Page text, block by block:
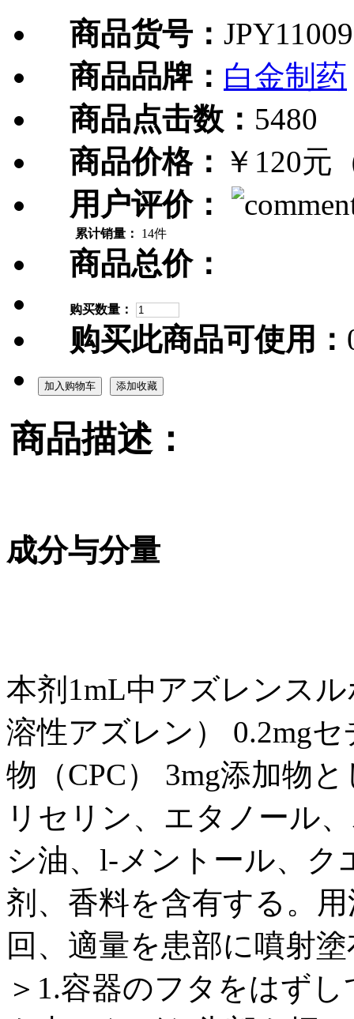
商品货号：
商品品牌： 白金制药
商品点击数： 5480
商品价格： ￥120元
用户评价：
累计销量： 14件
商品总价：
购买数量：
购买此商品可使用：
加入购物车 添加收藏
商品描述：
成分与分量
本剂1mL中アズレンス
溶性アズレン） 0.2mg
物（CPC） 3mg添加物
リセリン、エタノール
シ油、l-メントール、ク
剂、香料を含有する。
回、適量を患部に噴射
＞1.容器のフタをはず